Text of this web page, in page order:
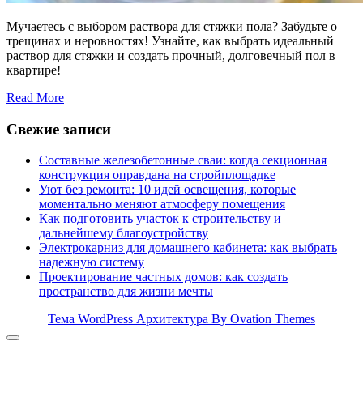
Мучаетесь с выбором раствора для стяжки пола? Забудьте о
трещинах и неровностях! Узнайте, как выбрать идеальный
раствор для стяжки и создать прочный, долговечный пол в
квартире!
Read More
Свежие записи
Составные железобетонные сваи: когда секционная
конструкция оправдана на стройплощадке
Уют без ремонта: 10 идей освещения, которые
моментально меняют атмосферу помещения
Как подготовить участок к строительству и
дальнейшему благоустройству
Электрокарниз для домашнего кабинета: как выбрать
надежную систему
Проектирование частных домов: как создать
пространство для жизни мечты
Тема WordPress Архитектура By Ovation Themes